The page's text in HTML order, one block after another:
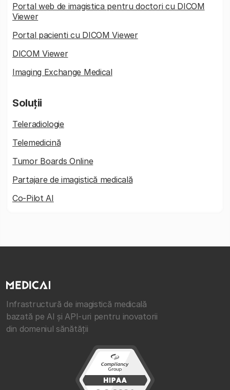
Portal web de imagistica pentru doctori cu DICOM
Viewer
Portal pacienti cu DICOM Viewer
DICOM Viewer
Imaging Exchange Medical
Soluții
Teleradiologie
Telemedicină
Tumor Boards Online
Partajare de imagistică medicală
Co-Pilot AI
Infrastructură de imagistică medicală
bazată pe AI și API-uri pentru inovatorii
din domeniul sănătății